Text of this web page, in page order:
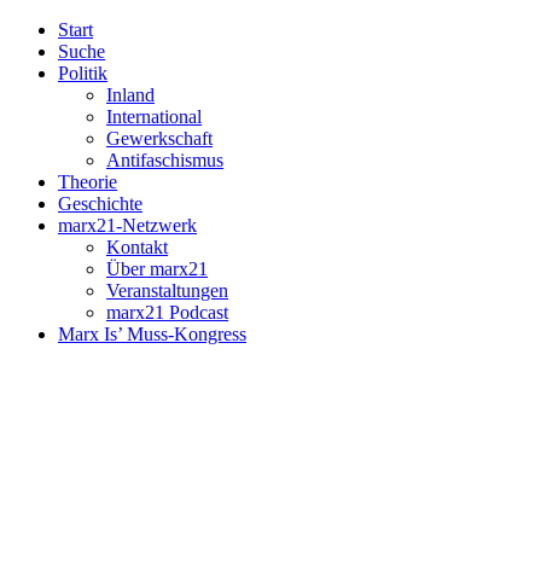
Start
Suche
Politik
Inland
International
Gewerkschaft
Antifaschismus
Theorie
Geschichte
marx21-Netzwerk
Kontakt
Über marx21
Veranstaltungen
marx21 Podcast
Marx Is’ Muss-Kongress